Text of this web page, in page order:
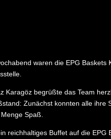
waren die EPG
Karagöz begrüßte das Team
Zunächst konnten alle
Spaß.
reichhaltiges Buffet auf die